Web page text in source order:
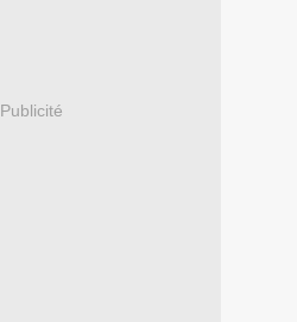
Publicité